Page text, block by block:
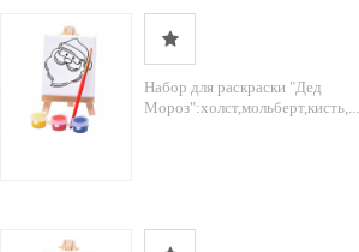
Набор для раскраски "Дед
Мороз":холст,мольберт,кисть,...